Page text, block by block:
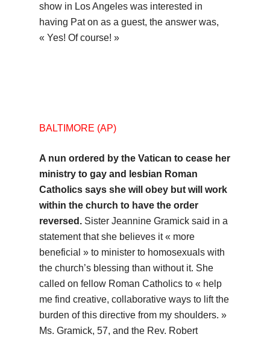
show in Los Angeles was interested in
having Pat on as a guest, the answer was,
« Yes! Of course! »
BALTIMORE (AP)
A nun ordered by the Vatican to cease her
ministry to gay and lesbian Roman
Catholics says she will obey but will work
within the church to have the order
reversed.Sister Jeannine Gramick said in a
statement that she believes it « more
beneficial » to minister to homosexuals with
the church’s blessing than without it. She
called on fellow Roman Catholics to « help
me find creative, collaborative ways to lift the
burden of this directive from my shoulders. »
Ms. Gramick, 57, and the Rev. Robert